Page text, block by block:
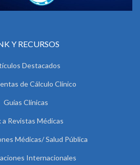
Y RECURSOS
Destacados
de Cálculo Clínico
Guías Clínicas
a Revistas Médicas
Médicas/ Salud Pública
Internacionales